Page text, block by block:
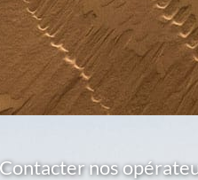
Contacter nos